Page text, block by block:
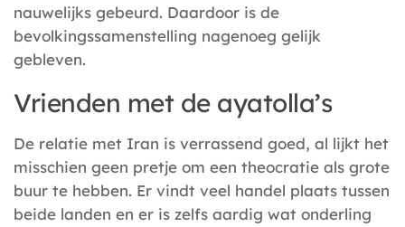
nauwelijks gebeurd. Daardoor is de
bevolkingssamenstelling nagenoeg gelijk
gebleven.
Vrienden met de ayatolla’s
De relatie met Iran is verrassend goed, al lijkt het
misschien geen pretje om een theocratie als grote
buur te hebben. Er vindt veel handel plaats tussen
beide landen en er is zelfs aardig wat onderling